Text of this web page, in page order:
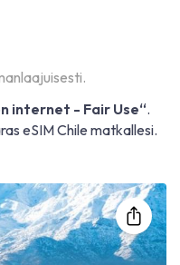
internet - Fair Use“.
eSIM Chile matkallesi.